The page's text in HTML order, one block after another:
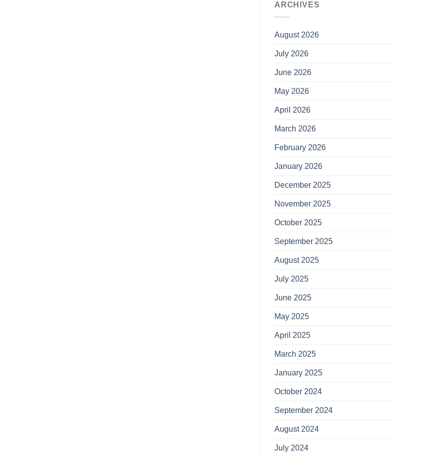
ARCHIVES
August 2026
July 2026
June 2026
May 2026
April 2026
March 2026
February 2026
January 2026
December 2025
November 2025
October 2025
September 2025
August 2025
July 2025
June 2025
May 2025
April 2025
March 2025
January 2025
October 2024
September 2024
August 2024
July 2024